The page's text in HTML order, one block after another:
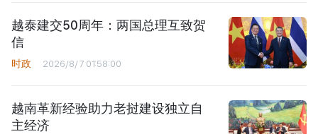
越泰建交50周年：两国总理互致贺
信
时政 2026/8/7 01:58:00
越南革新经验助力老挝建设独立自
主经济